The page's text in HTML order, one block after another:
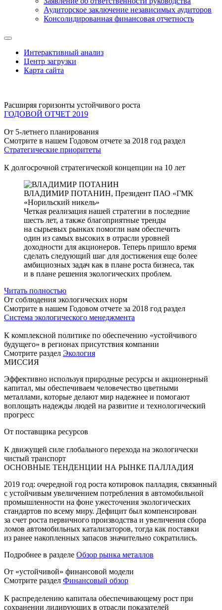
Аудиторское заключение независимых аудиторов
Консолидированная финансовая отчетность
Интерактивный анализ
Центр загрузки
Карта сайта
Расширяя горизонты устойчивого роста
ГОДОВОЙ ОТЧЕТ 2019
От 5-летнего планирования
Смотрите в нашем Годовом отчете за 2018 год раздел
Стратегические приоритеты
К долгосрочной стратегической концепции на 10 лет
ВЛАДИМИР ПОТАНИН, Президент ПАО «ГМК
«Норильский никель»
Четкая реализация нашей стратегии в последние
шесть лет, а также благоприятные тренды
на сырьевых рынках помогли нам обеспечить
один из самых высоких в отрасли уровней
доходности для акционеров. Теперь пришло время
сделать следующий шаг для достижения еще более
амбициозных задач как в плане роста бизнеса, так
и в плане решения экологических проблем.
Читать полностью
От соблюдения экологических норм
Смотрите в нашем Годовом отчете за 2018 год раздел
Система экологического менеджмента
К комплексной политике по обеспечению «устойчивого
будущего» в регионах присутствия компании
Смотрите раздел Экология
МИССИЯ
Эффективно используя природные ресурсы и акционерный
капитал, мы обеспечиваем человечество цветными
металлами, которые делают мир надежнее и помогают
воплощать надежды людей на развитие и технологический
прогресс
От поставщика ресурсов
К движущей силе глобального перехода на экологически
чистый транспорт
ОСНОВНЫЕ ТЕНДЕНЦИИ НА РЫНКЕ ПАЛЛАДИЯ
2019 год: очередной год роста котировок палладия, связанный
с устойчивым увеличением потребления в автомобильной
промышленности на фоне ужесточения экологических
стандартов по всему миру. Дефицит был компенсирован
за счет роста первичного производства и увеличения сбора
ломов автомобильных катализаторов, тогда как поставки
из ранее накопленных запасов значительно сократились.
Подробнее в разделе Обзор рынка металлов
От «устойчивой» финансовой модели
Смотрите раздел Финансовый обзор
К распределению капитала обеспечивающему рост при
сохранении лидирующих в отрасли показателей